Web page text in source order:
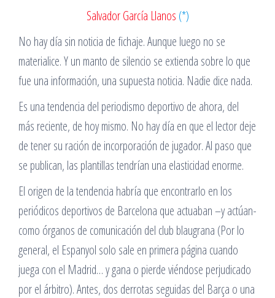
Salvador García Llanos (*)
No hay día sin noticia de fichaje. Aunque luego no se
materialice. Y un manto de silencio se extienda sobre lo que
fue una información, una supuesta noticia. Nadie dice nada.
Es una tendencia del periodismo deportivo de ahora, del
más reciente, de hoy mismo. No hay día en que el lector deje
de tener su ración de incorporación de jugador. Al paso que
se publican, las plantillas tendrían una elasticidad enorme.
El origen de la tendencia habría que encontrarlo en los
periódicos deportivos de Barcelona que actuaban –y actúan-
como órganos de comunicación del club blaugrana (Por lo
general, el Espanyol solo sale en primera página cuando
juega con el Madrid… y gana o pierde viéndose perjudicado
por el árbitro). Antes, dos derrotas seguidas del Barça o una